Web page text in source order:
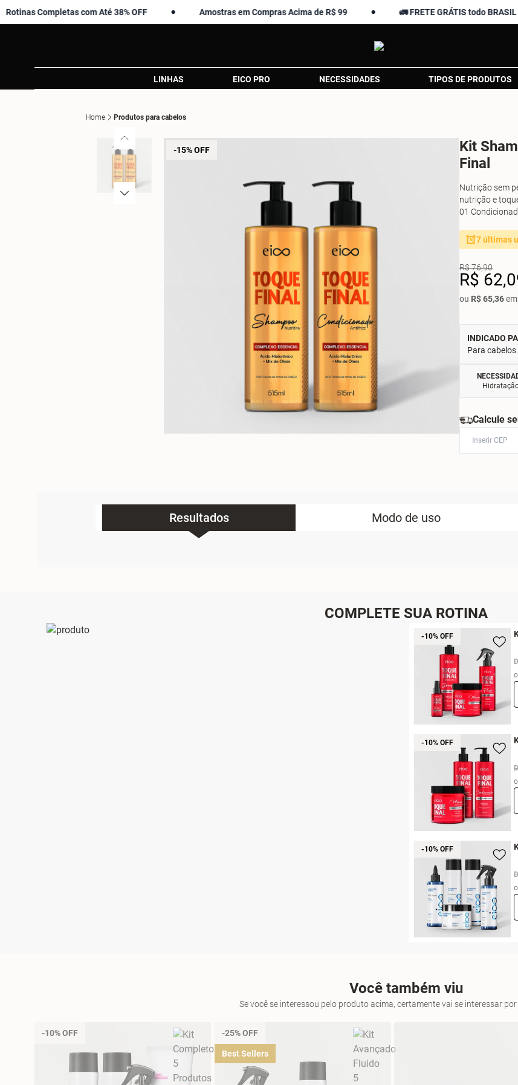
Completas com Até 38% OFF Amostras em Compras Acima de R$ 99 🚛 FRETE GRÁTIS todo BRASIL a partir
LINHAS EICO PRO NECESSIDADES TIPOS DE PRODUTOS
Home Produtos para cabelos
-15% OFF
Kit
Final
Nutrição sem
nutrição e
01
7 últimas
R$ 76,90
R$
ou R$ 65,36
INDICADO
Para
Calcule
Resultados Modo de uso
COMPLETE SUA ROTINA
-10% OFF
-10% OFF
-10% OFF
Você também viu
Se você se interessou pelo produto acima, certamente vai se interessar
-10% OFF -25% OFF
Best Sellers